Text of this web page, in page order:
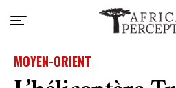
MOYEN-ORIENT